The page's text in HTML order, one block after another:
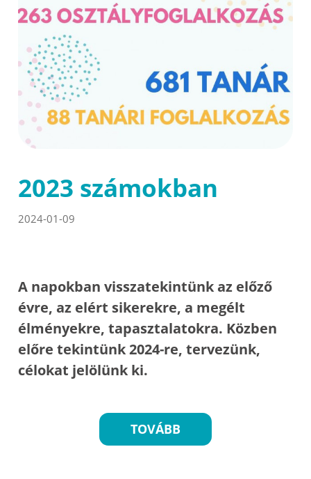
2023 számokban
2024-01-09
A napokban visszatekintünk az előző
évre, az elért sikerekre, a megélt
élményekre, tapasztalatokra. Közben
előre tekintünk 2024-re, tervezünk,
célokat jelölünk ki.
TOVÁBB